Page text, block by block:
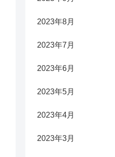
2023年8月
2023年7月
2023年6月
2023年5月
2023年4月
2023年3月